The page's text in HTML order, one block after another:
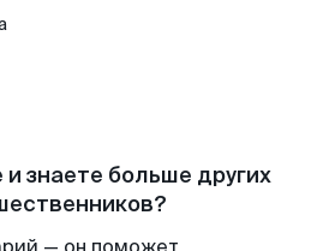
знаете больше других